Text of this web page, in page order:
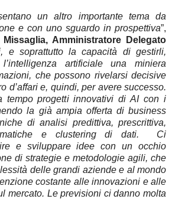
un altro importante tema da
e con uno sguardo in prospettiva”,
Missaglia, Amministratore Delegato
e soprattutto la capacità di gestirli,
artificiale una miniera
che possono rivelarsi decisive
d’affari e, quindi, per avere successo.
tempo progetti innovativi di AI con i
la già ampia offerta di business
di analisi predittiva, prescrittiva,
e clustering di dati. Ci
e sviluppare idee con un occhio
di strategie e metodologie agili, che
delle grandi aziende e al mondo
costante alle innovazioni e alle
mercato. Le previsioni ci danno molta